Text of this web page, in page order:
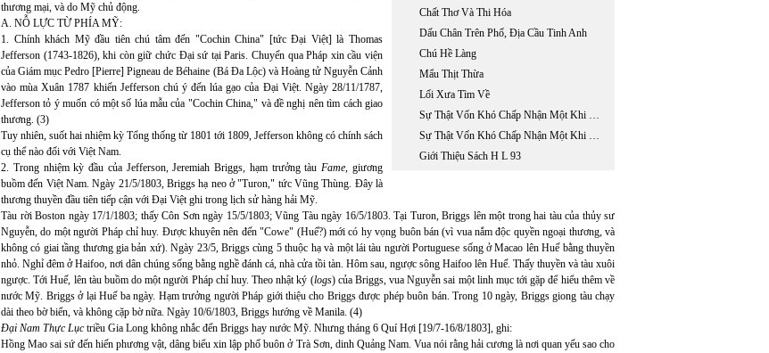
Chất Thơ Và Thi Hóa
Dấu Chân Trên Phố, Địa Cầu Tinh Anh
Chú Hề Làng
Mẩu Thịt Thừa
Lối Xưa Tìm Về
Sự Thật Vốn Khó Chấp Nhận Một Khi Bệnh Dối Trá Đã Ăn Sâu Vào Trí Não
Sự Thật Vốn Khó Chấp Nhận Một Khi Bệnh Dối Trá Đã Ăn Sâu Vào Trí Não
Giới Thiệu Sách H L 93
thương mại, và do Mỹ chủ động.
A. NỖ LỰC TỪ PHÍA MỸ:
1. Chính khách Mỹ đầu tiên chú tâm đến "Cochin China" [tức Đại Việt] là Thomas
Jefferson (1743-1826), khi còn giữ chức Đại sứ tại Paris. Chuyến qua Pháp xin cầu viện
của Giám mục Pedro [Pierre] Pigneau de Béhaine (Bá Đa Lộc) và Hoàng tử Nguyễn Cảnh
vào mùa Xuân 1787 khiến Jefferson chú ý đến lúa gạo của Đại Việt. Ngày 28/11/1787,
Jefferson tỏ ý muốn có một số lúa mẫu của "Cochin China," và đề nghị nên tìm cách giao
thương. (3)
Tuy nhiên, suốt hai nhiệm kỳ Tổng thống từ 1801 tới 1809, Jefferson không có chính sách
cụ thể nào đối với Việt Nam.
2. Trong nhiệm kỳ đầu của Jefferson, Jeremiah Briggs, hạm trưởng tàuFame, giương
buồm đến Việt Nam. Ngày 21/5/1803, Briggs hạ neo ở "Turon," tức Vũng Thùng. Đây là
thương thuyền đầu tiên tiếp cận với Đại Việt ghi trong lịch sử hàng hải Mỹ.
Tàu rời Boston ngày 17/1/1803; thấy Côn Sơn ngày 15/5/1803; Vũng Tàu ngày 16/5/1803. Tại Turon, Briggs lên một trong hai tàu của thủy sư
Nguyễn, do một người Pháp chỉ huy. Được khuyên nên đến "Cowe" (Huế?) mới có hy vọng buôn bán (vì vua nắm độc quyền ngoại thương, và
không có giai tầng thương gia bản xứ). Ngày 23/5, Briggs cùng 5 thuộc hạ và một lái tàu người Portuguese sống ở Macao lên Huế bằng thuyền
nhỏ. Nghỉ đêm ở Haifoo, nơi dân chúng sống bằng nghề đánh cá, nhà cửa tồi tàn. Hôm sau, ngược sông Haifoo lên Huế. Thấy thuyền và tàu xuôi
ngược. Tới Huế, lên tàu buồm do một người Pháp chỉ huy. Theo nhật ký (logs) của Briggs, vua Nguyễn sai một linh mục tới gặp để hiểu thêm về
nước Mỹ. Briggs ở lại Huế ba ngày. Hạm trưởng người Pháp giới thiệu cho Briggs được phép buôn bán. Trong 10 ngày, Briggs giong tàu chạy
dài theo bờ biển, và không cặp bờ nữa. Ngày 10/6/1803, Briggs hướng về Manila. (4)
Đại Nam Thực Lụctriều Gia Long không nhắc đến Briggs hay nước Mỹ. Nhưng tháng 6 Quí Hợi [19/7-16/8/1803], ghi:
Hồng Mao sai sứ đến hiến phương vật, dâng biểu xin lập phố buôn ở Trà Sơn, dinh Quảng Nam. Vua nói rằng hải cương là nơi quan yếu sao cho